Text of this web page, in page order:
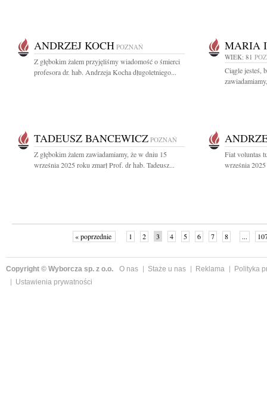
ANDRZEJ KOCH POZNAŃ
Z głębokim żalem przyjęliśmy wiadomość o śmierci
profesora dr. hab. Andrzeja Kocha długoletniego...
MARIA
WIEK: 81
Ciągle jesteś,
TADEUSZ BANCEWICZ POZNAŃ
Z głębokim żalem zawiadamiamy, że w dniu 15
września 2025 roku zmarł Prof. dr hab. Tadeusz...
Fiat voluntas
września
« poprzednie 1 2 3 4 5 6 7 8 ...
Copyright © Wyborcza sp. z o.o. O nas Staże u nas Reklama
Polityka
Ustawienia prywatności